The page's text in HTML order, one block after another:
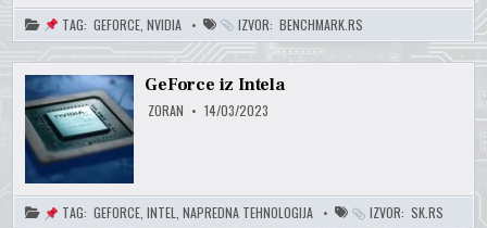
TAG: GEFORCE, NVIDIA IZVOR: BENCHMARK.RS
GeForce iz Intela
ZORAN 14/03/2023
TAG: GEFORCE, INTEL NAPREDNA TEHNOLOGIJA IZVOR: SK.RS